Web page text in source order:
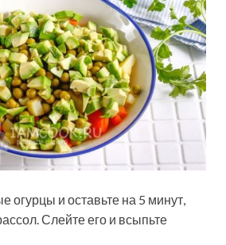
огурцы и оставьте на 5 минут,
Слейте его и всыпьте